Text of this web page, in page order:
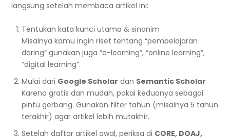
langsung setelah membaca artikel ini:
Tentukan kata kunci utama & sinonim
Misalnya kamu ingin riset tentang “pembelajaran
daring” gunakan juga “e-learning”, “online learning”,
“digital learning”.
Mulai dari Google Scholar dan Semantic Scholar
Karena gratis dan mudah, pakai keduanya sebagai
pintu gerbang. Gunakan filter tahun (misalnya 5 tahun
terakhir) agar artikel lebih mutakhir.
Setelah daftar artikel awal, periksa di CORE, DOAJ,